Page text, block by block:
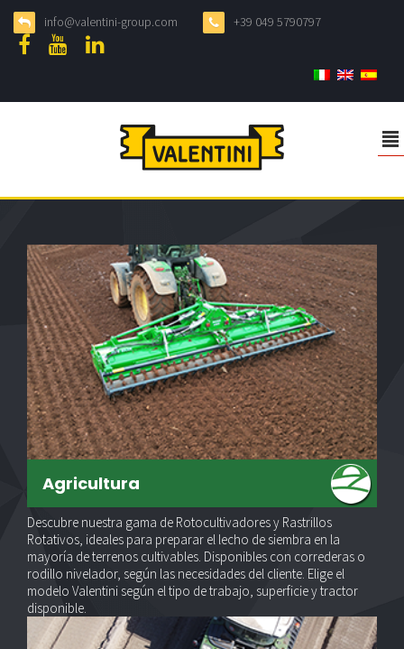
info@valentini-group.com +39 049 5790797
²
Agricultura
Descubre nuestra gama de Rotocultivadores y Rastrillos
Rotativos, ideales para preparar el lecho de siembra en la
mayoría de terrenos cultivables. Disponibles con correderas o
rodillo nivelador, según las necesidades del cliente. Elige el
modelo Valentini según el tipo de trabajo, superficie y tractor
disponible.